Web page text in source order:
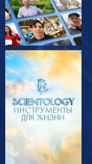
СМОТРЕТЬ
ПЕРЕДАЧИ